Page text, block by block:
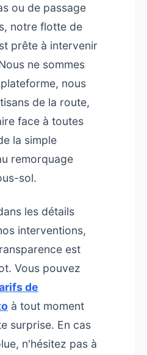
ou de passage
notre flotte de
prête à intervenir
ne sommes
nous
de la route,
face à toutes
la simple
remorquage
sol.
les détails
interventions,
est
Vous pouvez
de
à tout moment
surprise. En cas
n'hésitez pas à